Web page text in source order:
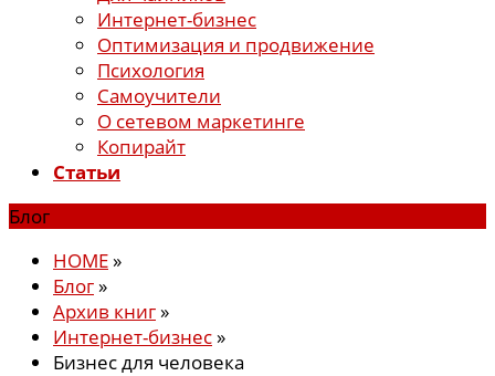
Интернет-бизнес
Оптимизация и продвижение
Психология
Самоучители
О сетевом маркетинге
Копирайт
Статьи
Блог
HOME»
Блог»
Архив книг»
Интернет-бизнес»
Бизнес для человека